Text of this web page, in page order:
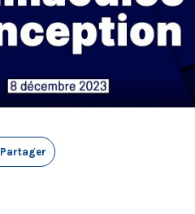
Partager